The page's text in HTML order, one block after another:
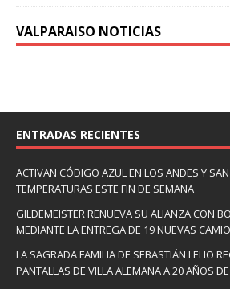
VALPARAISO NOTICIAS
ENTRADAS RECIENTES
ACTIVAN CÓDIGO AZUL EN LOS ANDES Y SAN
TEMPERATURAS ESTE FIN DE SEMANA
GILDEMEISTER RENUEVA SU ALIANZA CON
MEDIANTE LA ENTREGA DE 19 NUEVAS
LA SAGRADA FAMILIA DE SEBASTIÁN LELIO
PANTALLAS DE VILLA ALEMANA A 20 AÑOS